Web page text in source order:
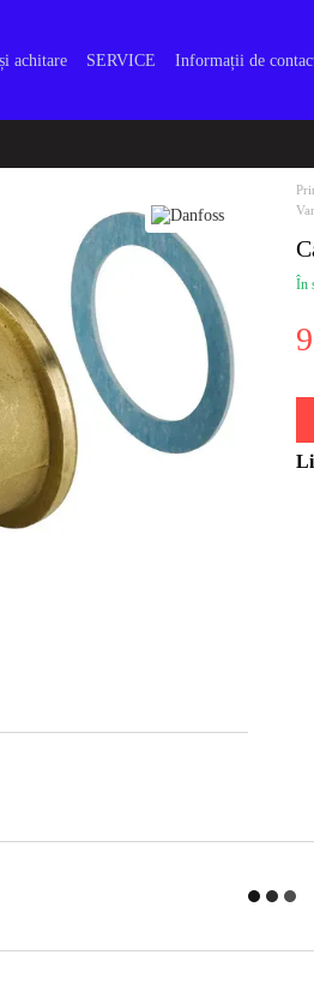
achitare SERVICE Informații de
În